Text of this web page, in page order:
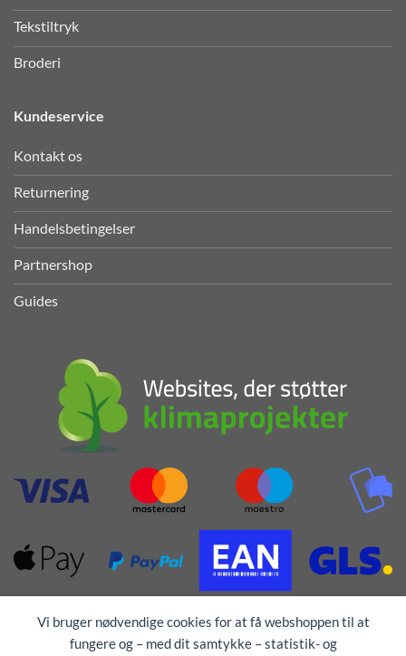
Vi bruger nødvendige cookies for at få webshoppen til at
fungere og – med dit samtykke – statistik- og
Tekstiltryk
Broderi
Kundeservice
Kontakt os
Returnering
Handelsbetingelser
Partnershop
Guides